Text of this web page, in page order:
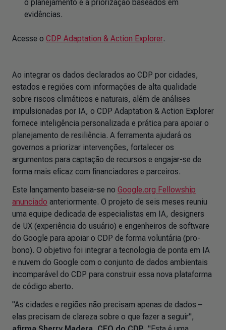
o planejamento e a priorização baseados em
evidências.
Acesse o CDP Adaptation & Action Explorer.
Ao integrar os dados declarados ao CDP por cidades,
estados e regiões com informações de alta qualidade
sobre riscos climáticos e naturais, além de análises
impulsionadas por IA, o CDP Adaptation & Action Explorer
fornece inteligência personalizada e prática para apoiar o
planejamento de resiliência. A ferramenta ajudará os
governos a priorizar intervenções, fortalecer os
argumentos para captação de recursos e engajar-se de
forma mais eficaz com financiadores e parceiros.
Este lançamento baseia-se no Google.org Fellowship
anunciado anteriormente. O projeto de seis meses reuniu
uma equipe dedicada de especialistas em IA, designers
de UX (experiência do usuário) e engenheiros de software
do Google para apoiar o CDP de forma voluntária (pro-
bono). O objetivo foi integrar a tecnologia de ponta em IA
e nuvem do Google com o conjunto de dados ambientais
incomparável do CDP para construir essa nova plataforma
de código aberto.
"As cidades e regiões não precisam apenas de dados –
elas precisam de clareza sobre o que fazer a seguir",